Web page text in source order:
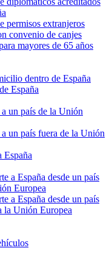
permisos extranjeros
convenio de canjes
mayores de 65 años
dentro de España
España
un país de la Unión
un país fuera de la Unión
España
a España desde un país
Europea
a España desde un país
la Unión Europea